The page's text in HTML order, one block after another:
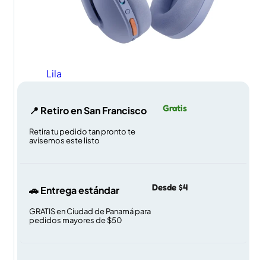
Lila
📍 Retiro en San Francisco
Retira tu pedido tan pronto te
avisemos este listo
Gratis
🚗 Entrega estándar
GRATIS en Ciudad de Panamá para
pedidos mayores de $50
Desde $4